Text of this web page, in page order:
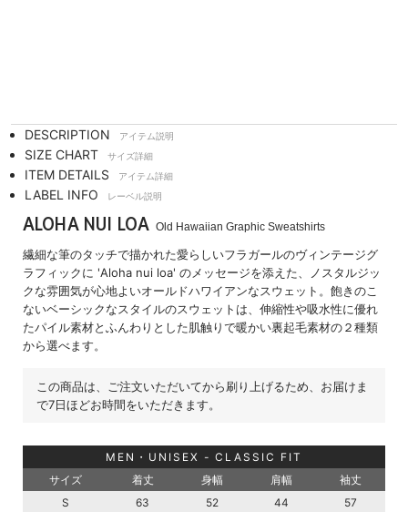
DESCRIPTION アイテム説明
SIZE CHART サイズ詳細
ITEM DETAILS アイテム詳細
LABEL INFO レーベル説明
ALOHA NUI LOA Old Hawaiian Graphic Sweatshirts
繊細な筆のタッチで描かれた愛らしいフラガールのヴィンテージグ
ラフィックに 'Aloha nui loa' のメッセージを添えた、ノスタルジッ
クな雰囲気が心地よいオールドハワイアンなスウェット。飽きのこ
ないベーシックなスタイルのスウェットは、伸縮性や吸水性に優れ
たパイル素材とふんわりとした肌触りで暖かい裏起毛素材の２種類
から選べます。
この商品は、ご注文いただいてから刷り上げるため、お届けま
で7日ほどお時間をいただきます。
MEN・UNISEX - CLASSIC FIT
サイズ
着丈 身幅 肩幅
袖丈
S
63 52 44
57